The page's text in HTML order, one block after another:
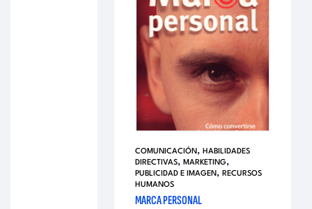
COMUNICACIÓN, HABILIDADES
DIRECTIVAS, MARKETING,
PUBLICIDAD E IMAGEN, RECURSOS
HUMANOS
MARCA PERSONAL